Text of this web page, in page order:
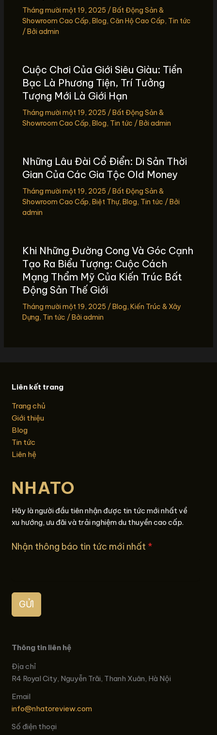
Tháng mười một 19, 2025 /Bất Động Sản &
Showroom Cao Cấp, Blog, Căn Hộ Cao Cấp, Tin tức
/ Bởi admin
Cuộc Chơi Của Giới Siêu Giàu: Tiền
Bạc Là Phương Tiện, Trí Tưởng
Tượng Mới Là Giới Hạn
Tháng mười một 19, 2025 /Bất Động Sản &
Showroom Cao Cấp, Blog, Tin tức / Bởi admin
Những Lâu Đài Cổ Điển: Di Sản Thời
Gian Của Các Gia Tộc Old Money
Tháng mười một 19, 2025 /Bất Động Sản &
Showroom Cao Cấp, Biệt Thự, Blog, Tin tức / Bởi
admin
Khi Những Đường Cong Và Góc Cạnh
Tạo Ra Biểu Tượng: Cuộc Cách
Mạng Thẩm Mỹ Của Kiến Trúc Bất
Động Sản Thế Giới
Tháng mười một 19, 2025 /Blog, Kiến Trúc & Xây
Dựng, Tin tức / Bởi admin
Liên kết trang
Trang chủ
Giới thiệu
Blog
Tin tức
Liên hệ
NHATO
Hãy là người đầu tiên nhận được tin tức mới nhất về
xu hướng, ưu đãi và trải nghiệm du thuyền cao cấp.
Nhận thông báo tin tức mới nhất *
GỬI
Thông tin liên hệ
Địa chỉ
R4 Royal City, Nguyễn Trãi, Thanh Xuân, Hà Nội
Email
info@nhatoreview.com
Số điện thoại